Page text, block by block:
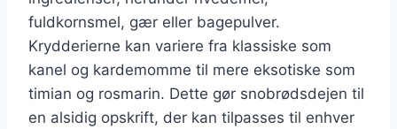
fuldkornsmel, gær eller bagepulver.
Krydderierne kan variere fra klassiske som
kanel og kardemomme til mere eksotiske som
timian og rosmarin. Dette gør snobrødsdejen til
en alsidig opskrift, der kan tilpasses til enhver